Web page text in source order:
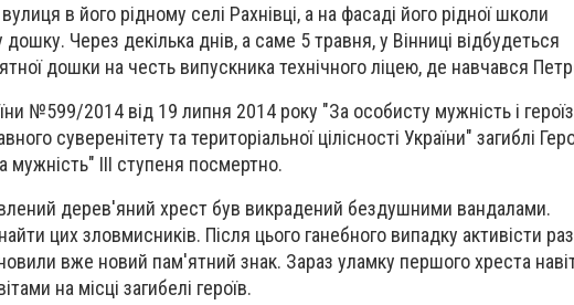
в його рідному селі Рахнівці, а на фасаді його рідної школи
Через декілька днів, а саме 5 травня, у Вінниці відбудеться
дошки на честь випускника технічного ліцею, де навчався
№599/2014 від 19 липня 2014 року "За особисту мужність і
суверенітету та територіальної цілісності України" загиблі
ІІІ ступеня посмертно.
дерев'яний хрест був викрадений бездушними вандалами.
цих зловмисників. Після цього ганебного випадку активісти
вже новий пам'ятний знак. Зараз уламку першого хреста
на місці загибелі героїв.